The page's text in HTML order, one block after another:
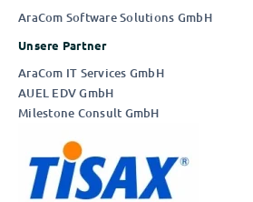
AraCom Software Solutions GmbH
Unsere Partner
AraCom IT Services GmbH
AUEL EDV GmbH
Milestone Consult GmbH